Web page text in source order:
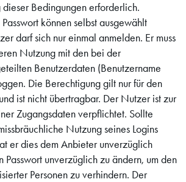
dieser Bedingungen erforderlich.
können selbst ausgewählt
darf sich nur einmal anmelden. Er muss
Nutzung mit den bei der
Benutzerdaten (Benutzername
Die Berechtigung gilt nur für den
ist nicht übertragbar. Der Nutzer ist zur
Zugangsdaten verpflichtet. Sollte
Nutzung seines Logins
er dies dem Anbieter unverzüglich
Passwort unverzüglich zu ändern, um den
Personen zu verhindern. Der